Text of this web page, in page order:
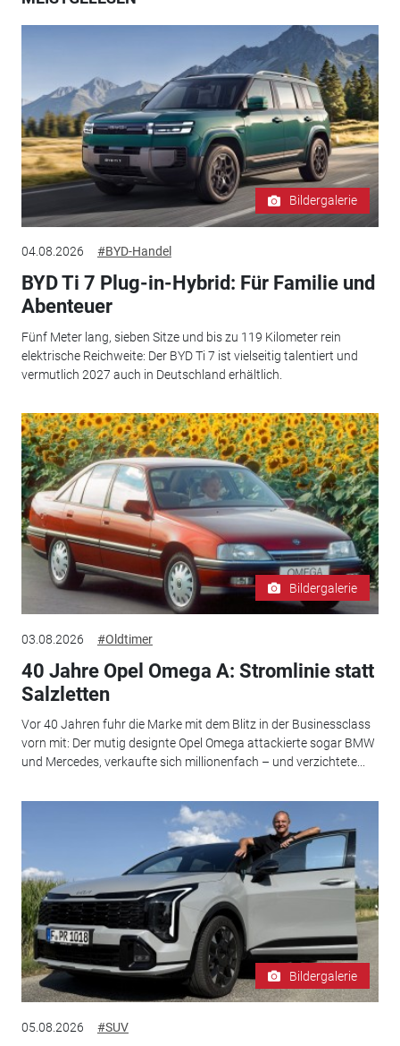
Bildergalerie
04.08.2026 #BYD-Handel
BYD Ti 7 Plug-in-Hybrid: Für Familie und
Abenteuer
Fünf Meter lang, sieben Sitze und bis zu 119 Kilometer rein
elektrische Reichweite: Der BYD Ti 7 ist vielseitig talentiert und
vermutlich 2027 auch in Deutschland erhältlich.
Bildergalerie
03.08.2026 #Oldtimer
40 Jahre Opel Omega A: Stromlinie statt
Salzletten
Vor 40 Jahren fuhr die Marke mit dem Blitz in der Businessclass
vorn mit: Der mutig designte Opel Omega attackierte sogar BMW
und Mercedes, verkaufte sich millionenfach – und verzichtete...
Bildergalerie
05.08.2026 #SUV